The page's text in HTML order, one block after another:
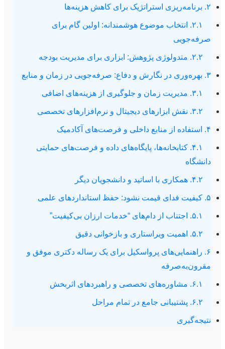
۲. برنامه‌ریزی استراتژیک برای کاهش هزینه‌ها
۲.۱. انتخاب موضوع هوشمندانه: اولین گام برای
صرفه‌جویی
۳. بهره‌وری در نگارش و دفاع: صرفه‌جویی در زمان و منابع
۴. استفاده از منابع داخلی و فرصت‌های آکادمیک
۴.۱. کتابخانه‌ها، پایگاه‌های داده و فرصت‌های حمایتی
دانشگاه
۵. کیفیت فدای قیمت نشود: حفظ استانداردهای علمی
۶. راهنمایی‌های پرواسکیل برای یک رساله دکتری موفق و
مقرون‌به‌صرفه
نتیجه‌گیری